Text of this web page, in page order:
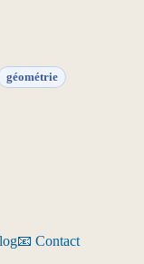
géométrie
📧 Contact